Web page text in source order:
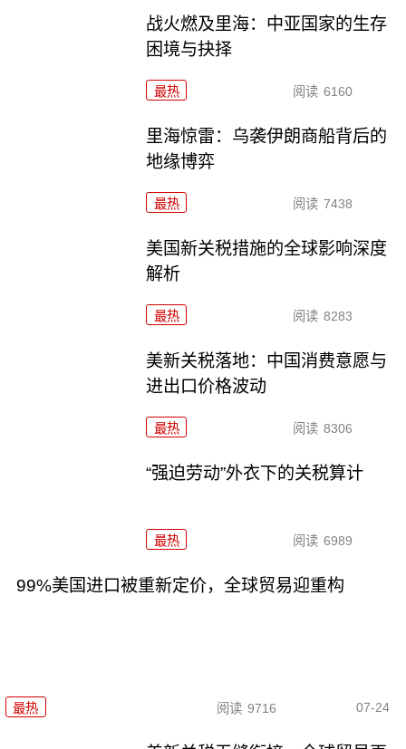
战火燃及里海：中亚国家的生存
困境与抉择
最热 阅读 6160
里海惊雷：乌袭伊朗商船背后的
地缘博弈
最热 阅读 7438
美国新关税措施的全球影响深度
解析
最热 阅读 8283
美新关税落地：中国消费意愿与
进出口价格波动
最热 阅读 8306
“强迫劳动”外衣下的关税算计
最热 阅读 6989
99%美国进口被重新定价，全球贸易迎重构
最热 阅读 9716 07-24